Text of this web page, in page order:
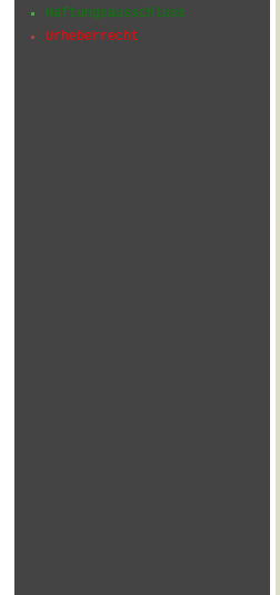
Haftungsausschluss
Urheberrecht